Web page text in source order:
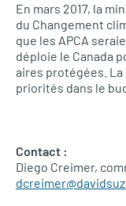
En mars 2017, la
du Changement
que les APCA
déploie le Canada
aires protégées.
priorités dans le
Contact :
Diego Creimer,